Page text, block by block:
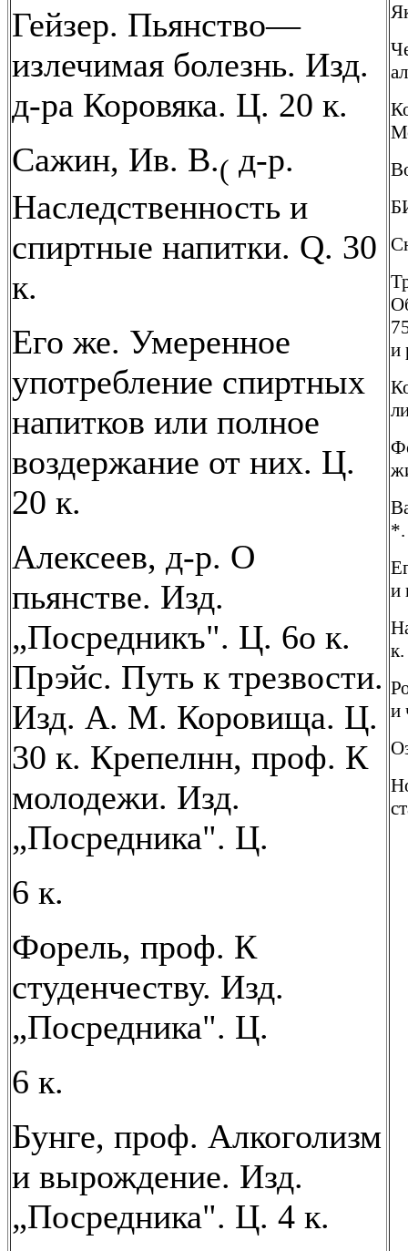
Гейзер. Пьянство—
излечимая болезнь. Изд.
д-ра Коровяка. Ц. 20 к.
Сажин, Ив. В.( д-р.
Наследственность и
спиртные напитки. Q. 30
к.
Его же. Умеренное
употребление спиртных
напитков или полное
воздержание от них. Ц.
20 к.
Алексеев, д-р. О
пьянстве. Изд.
„Посредникъ". Ц. 6о к.
Прэйс. Путь к трезвости.
Изд. А. М. Коровища. Ц.
30 к. Крепелнн, проф. К
молодежи. Изд.
„Посредника". Ц.
6 к.
Форель, проф. К
студенчеству. Изд.
„Посредника". Ц.
6 к.
Бунге, проф. Алкоголизм
и вырождение. Изд.
„Посредника". Ц. 4 к.
и
*.
и
к.
и